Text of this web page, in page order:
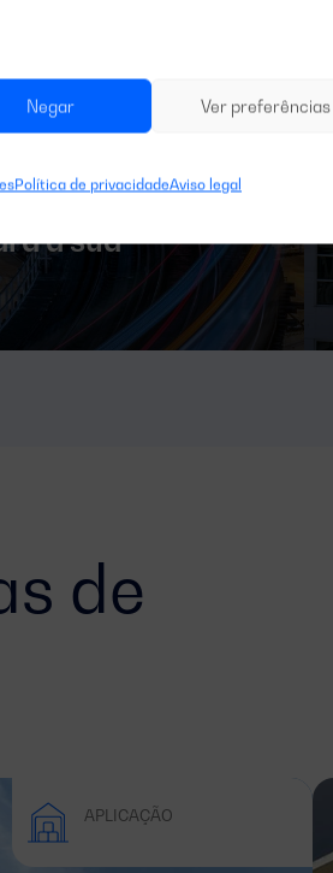
Negar Ver preferências
Política de privacidadeAviso legal
investir num
a sua
de
APLICAÇÃO